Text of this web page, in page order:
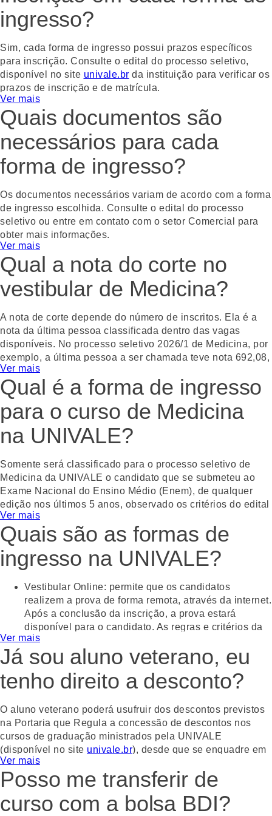
ingresso?
Sim, cada forma de ingresso possui prazos específicos
para inscrição. Consulte o edital do processo seletivo,
disponível no site univale.br da instituição para verificar os
prazos de inscrição e de matrícula.
Gostou? Compartilhe!
WhatsApp
Facebook
Twitter
Email
Ver mais
Quais documentos são
necessários para cada
forma de ingresso?
Os documentos necessários variam de acordo com a forma
de ingresso escolhida. Consulte o edital do processo
seletivo ou entre em contato com o setor Comercial para
obter mais informações.
Gostou? Compartilhe!
WhatsApp
Facebook
TwitterEmail
Ver mais
Qual a nota do corte no
vestibular de Medicina?
A nota de corte depende do número de inscritos. Ela é a
nota da última pessoa classificada dentro das vagas
disponíveis. No processo seletivo 2026/1 de Medicina, por
exemplo, a última pessoa a ser chamada teve nota 692,08,
e foi contemplada na sexta chamada do processo seletivo.
Gostou? Compartilhe!
WhatsApp
Facebook
Twitter
Email
Ver mais
Qual é a forma de ingresso
para o curso de Medicina
na UNIVALE?
Somente será classificado para o processo seletivo de
Medicina da UNIVALE o candidato que se submeteu ao
Exame Nacional do Ensino Médio (Enem), de qualquer
edição nos últimos 5 anos, observado os critérios do edital
vigente.
Gostou? Compartilhe!
WhatsApp
Facebook
Twitter
Email
Ver mais
Quais são as formas de
ingresso na UNIVALE?
Vestibular Online: permite que os candidatos
realizem a prova de forma remota, através da internet.
Após a conclusão da inscrição, a prova estará
disponível para o candidato. As regras e critérios da
prova online são divulgados no edital do processo
seletivo.
Nota do ENEM: a UNIVALE aceita a nota do Exame
Nacional do Ensino Médio (ENEM), de qualquer
em seus cursos de graduação. As regras e critérios
para utilização da nota do ENEM são divulgados no
edital do processo seletivo.
Prova Presencial:com essa opção, você pode fazer
presencialmente em um dos campi da UNIVALE, de
acordo com as datas e horários disponíveis, no
momento da inscrição. As regras e critérios são
divulgados no edital do processo seletivo.
Vestibular Anterior:já foi aprovado no vestibular da
Ver mais
Já sou aluno veterano, eu
tenho direito a desconto?
O aluno veterano poderá usufruir dos descontos previstos
na Portaria que Regula a concessão de descontos nos
cursos de graduação ministrados pela UNIVALE
(disponível no site univale.br), desde que se enquadre em
algum dos critérios estabelecidos e faça a devida
solicitação ao Setor de Bolsas e Financiamentos, incluindo
o envio da documentação necessária.
Gostou? Compartilhe!
Ver mais
Posso me transferir de
curso com a bolsa BDI?